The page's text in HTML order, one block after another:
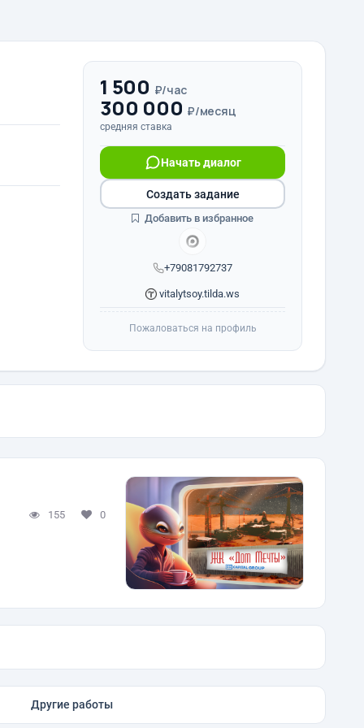
1 500 ₽/час
300 000 ₽/месяц
средняя ставка
+79081792737
Начать диалог
vitalytsoy.tilda.ws
Создать задание
Добавить в избранное
Пожаловаться на профиль
155 0
Другие работы